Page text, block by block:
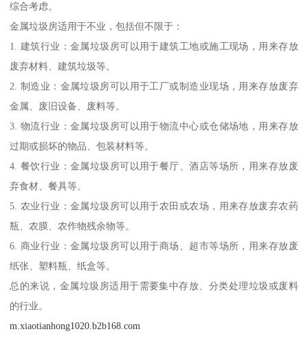
综合考虑。
金属垃圾房适用于不业，包括但不限于：
1. 建筑行业：金属垃圾房可以用于建筑工地或施工现场，用来存放
废弃材料、建筑垃圾等。
2. 制造业：金属垃圾房可以用于工厂或制造业现场，用来存放废弃
金属、废旧设备、废料等。
3. 物流行业：金属垃圾房可以用于物流中心或仓储场地，用来存放
过期或损坏的物品、包装材料等。
4. 餐饮行业：金属垃圾房可以用于餐厅、酒店等场所，用来存放废
弃食材、餐具等。
5. 农业行业：金属垃圾房可以用于农田或农场，用来存放废弃农药
瓶、农膜、农作物残余物等。
6. 商业行业：金属垃圾房可以用于商场、超市等场所，用来存放废
纸张、塑料瓶、纸盒等。
总的来说，金属垃圾房适用于需要集中存放、分类处理垃圾或废料
的行业。
m.xiaotianhong1020.b2b168.com